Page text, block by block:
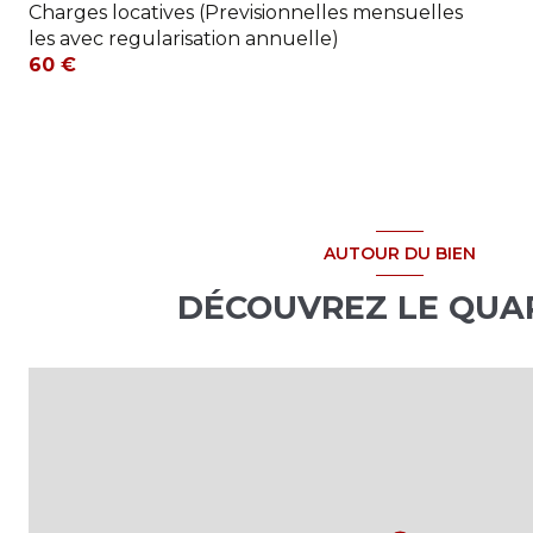
Charges locatives (Previsionnelles mensuelles
les avec regularisation annuelle)
60 €
AUTOUR DU BIEN
DÉCOUVREZ LE